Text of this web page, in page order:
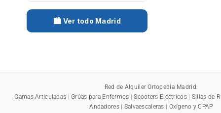
🏙️ Ver todo Madrid
Red de Alquiler Ortopedia Madrid:
Camas Articuladas |Grúas para Enfermos |Scooters Eléctricos| Sillas de
Andadores| Salvaescaleras | Oxígeno y CPAP